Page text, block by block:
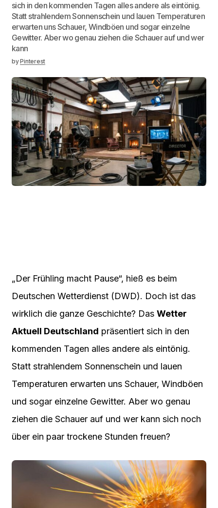
sich in den kommenden Tagen alles andere als eintönig.
Statt strahlendem Sonnenschein und lauen Temperaturen
erwarten uns Schauer, Windböen und sogar einzelne
Gewitter. Aber wo genau ziehen die Schauer auf und wer
kann
byPinterest
„Der Frühling macht Pause“, hieß es beim
Deutschen Wetterdienst (DWD). Doch ist das
wirklich die ganze Geschichte? Das Wetter
Aktuell Deutschland präsentiert sich in den
kommenden Tagen alles andere als eintönig.
Statt strahlendem Sonnenschein und lauen
Temperaturen erwarten uns Schauer, Windböen
und sogar einzelne Gewitter. Aber wo genau
ziehen die Schauer auf und wer kann sich noch
über ein paar trockene Stunden freuen?